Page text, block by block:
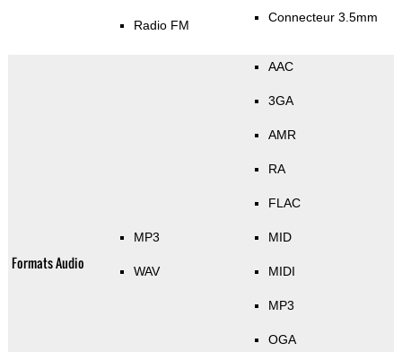
Radio FM
Connecteur 3.5mm
Formats Audio
MP3
WAV
AAC
3GA
AMR
RA
FLAC
MID
MIDI
MP3
OGA